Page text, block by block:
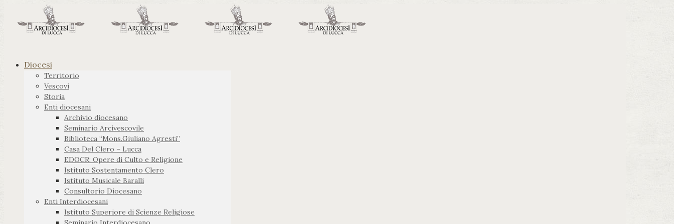
Diocesi
Territorio
Vescovi
Storia
Enti diocesani
Archivio diocesano
Seminario Arcivescovile
Biblioteca “Mons.Giuliano Agresti”
Casa Del Clero – Lucca
EDOCR: Opere di Culto e Religione
Istituto Sostentamento Clero
Istituto Musicale Baralli
Consultorio Diocesano
Enti Interdiocesani
Istituto Superiore di Scienze Religiose